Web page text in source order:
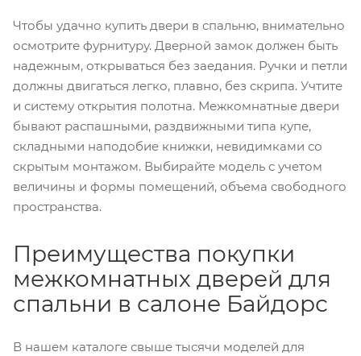
Чтобы удачно купить двери в спальню, внимательно
осмотрите фурнитуру. Дверной замок должен быть
надежным, открываться без заедания. Ручки и петли
должны двигаться легко, плавно, без скрипа. Учтите
и систему открытия полотна. Межкомнатные двери
бывают распашными, раздвижными типа купе,
складными наподобие книжки, невидимками со
скрытым монтажом. Выбирайте модель с учетом
величины и формы помещений, объема свободного
пространства.
Преимущества покупки
межкомнатных дверей для
спальни в салоне Байдорс
В нашем каталоге свыше тысячи моделей для